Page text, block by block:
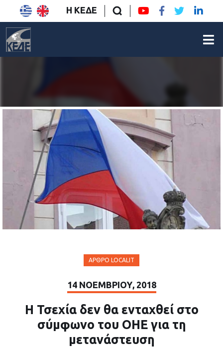
Η ΚΕΔΕ
ΆΡΘΡΟ LOCALIT
14 ΝΟΕΜΒΡΊΟΥ, 2018
Η Τσεχία δεν θα ενταχθεί στο
σύμφωνο του ΟΗΕ για τη
μετανάστευση